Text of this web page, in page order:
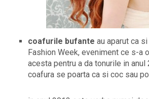
coafurile bufante au aparut ca
Fashion Week, eveniment ce s-a
acesta pentru a da tonurile in
coafura se poarta ca si coc sau